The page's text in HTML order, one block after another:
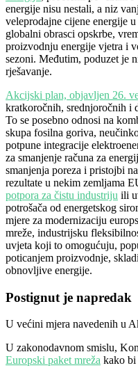
energije nisu nestali, a niz
veleprodajne cijene energije
globalni obrasci opskrbe,
proizvodnju energije vjetra i
sezoni. Međutim, poduzet je
rješavanje.
Akcijski plan, objavljen 26.
kratkoročnih, srednjoročnih i
To se posebno odnosi na
skupa fosilna goriva,
potpune integracije
za smanjenje računa za
smanjenja poreza i pristojbi
rezultate u nekim zemljama
potpora za čistu industriju ili
potrošača od energetskog
mjere za modernizaciju
mreže, industrijsku
uvjeta koji to omogućuju,
poticanjem proizvodnje,
obnovljive energije.
Postignut je napredak
U većini mjera navedenih u
U zakonodavnom smislu,
Europski paket mreža kako bi